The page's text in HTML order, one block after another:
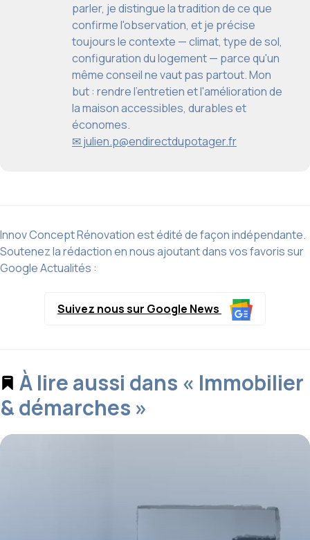
parler, je distingue la tradition de ce que
confirme l'observation, et je précise
toujours le contexte — climat, type de sol,
configuration du logement — parce qu'un
même conseil ne vaut pas partout. Mon
but : rendre l'entretien et l'amélioration de
la maison accessibles, durables et
économes.
✉ julien.p@endirectdupotager.fr
Innov Concept Rénovation est édité de façon indépendante.
Soutenez la rédaction en nous ajoutant dans vos favoris sur
Google Actualités :
Suivez nous sur Google News
À lire aussi dans « Immobilier
& démarches »